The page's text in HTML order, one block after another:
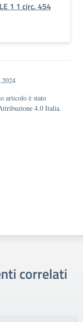
1 1 circ. 454
articolo è stato
4.0 Italia.
correlati